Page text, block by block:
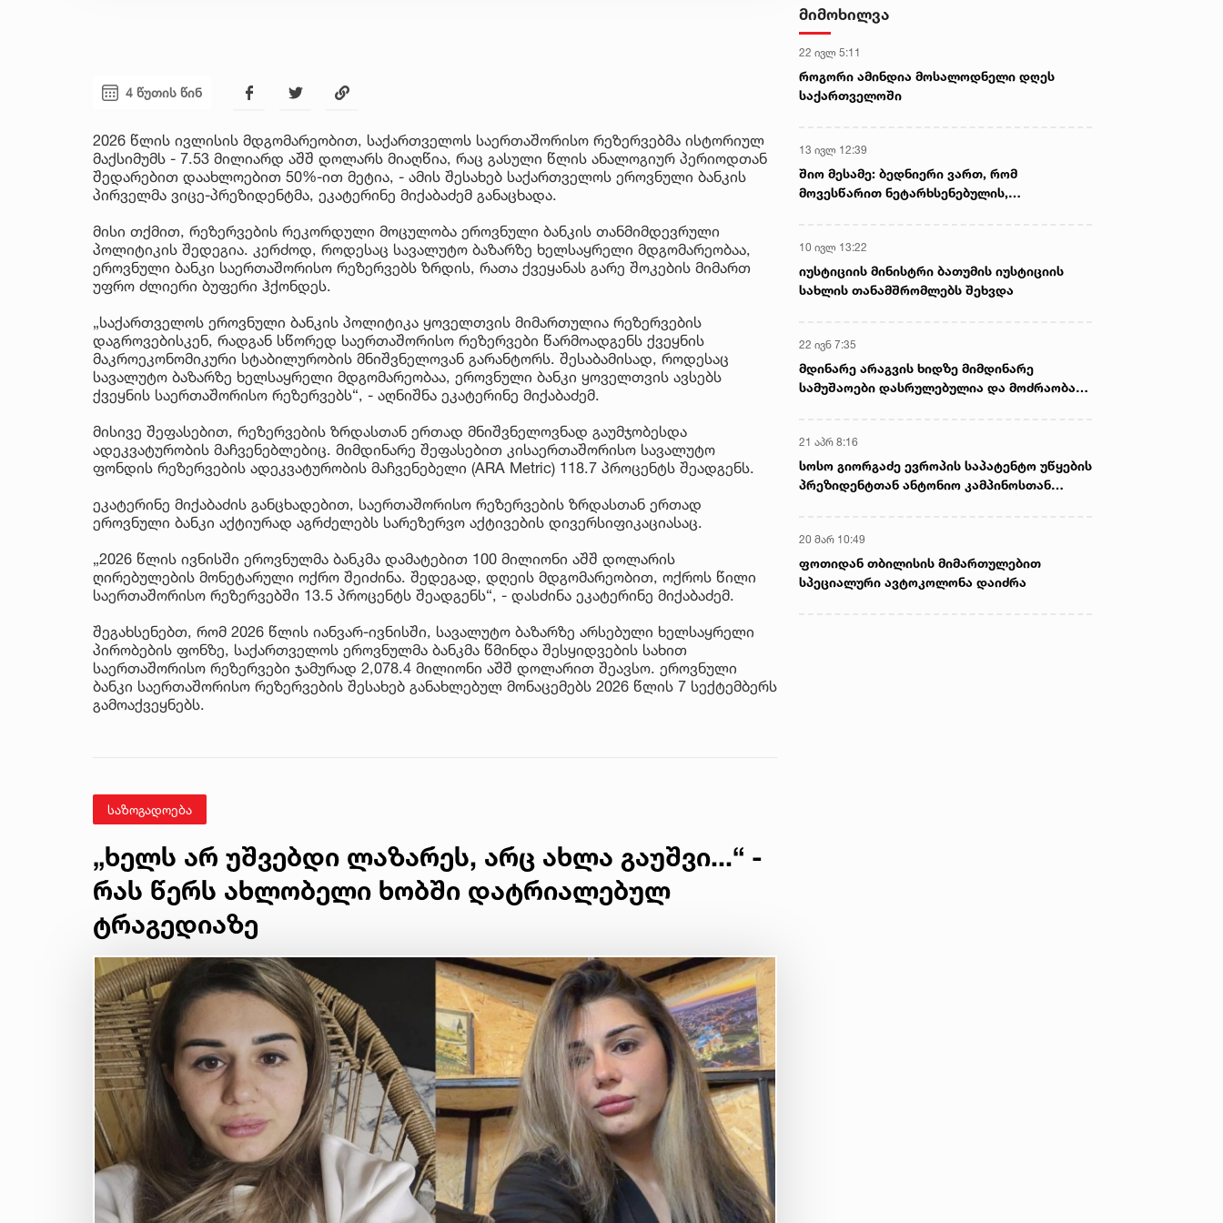
4 წუთის წინ
2026 წლის ივლისის მდგომარეობით, საქართველოს საერთაშორისო რეზერვებმა ისტორიულ
მაქსიმუმს - 7.53 მილიარდ აშშ დოლარს მიაღწია, რაც გასული წლის ანალოგიურ პერიოდთან
შედარებით დაახლოებით 50%-ით მეტია, - ამის შესახებ საქართველოს ეროვნული ბანკის
პირველმა ვიცე-პრეზიდენტმა, ეკატერინე მიქაბაძემ განაცხადა.
მისი თქმით, რეზერვების რეკორდული მოცულობა ეროვნული ბანკის თანმიმდევრული
პოლიტიკის შედეგია. კერძოდ, როდესაც სავალუტო ბაზარზე ხელსაყრელი მდგომარეობაა,
ეროვნული ბანკი საერთაშორისო რეზერვებს ზრდის, რათა ქვეყანას გარე შოკების მიმართ
უფრო ძლიერი ბუფერი ჰქონდეს.
„საქართველოს ეროვნული ბანკის პოლიტიკა ყოველთვის მიმართულია რეზერვების
დაგროვებისკენ, რადგან სწორედ საერთაშორისო რეზერვები წარმოადგენს ქვეყნის
მაკროეკონომიკური სტაბილურობის მნიშვნელოვან გარანტორს. შესაბამისად, როდესაც
სავალუტო ბაზარზე ხელსაყრელი მდგომარეობაა, ეროვნული ბანკი ყოველთვის ავსებს
ქვეყნის საერთაშორისო რეზერვებს“, - აღნიშნა ეკატერინე მიქაბაძემ.
მისივე შეფასებით, რეზერვების ზრდასთან ერთად მნიშვნელოვნად გაუმჯობესდა
ადეკვატურობის მაჩვენებლებიც. მიმდინარე შეფასებით კისაერთაშორისო სავალუტო
ფონდის რეზერვების ადეკვატურობის მაჩვენებელი (ARA Metric) 118.7 პროცენტს შეადგენს.
ეკატერინე მიქაბაძის განცხადებით, საერთაშორისო რეზერვების ზრდასთან ერთად
ეროვნული ბანკი აქტიურად აგრძელებს სარეზერვო აქტივების დივერსიფიკაციასაც.
„2026 წლის ივნისში ეროვნულმა ბანკმა დამატებით 100 მილიონი აშშ დოლარის
ღირებულების მონეტარული ოქრო შეიძინა. შედეგად, დღეის მდგომარეობით, ოქროს წილი
საერთაშორისო რეზერვებში 13.5 პროცენტს შეადგენს“, - დასძინა ეკატერინე მიქაბაძემ.
შეგახსენებთ, რომ 2026 წლის იანვარ-ივნისში, სავალუტო ბაზარზე არსებული ხელსაყრელი
პირობების ფონზე, საქართველოს ეროვნულმა ბანკმა წმინდა შესყიდვების სახით
საერთაშორისო რეზერვები ჯამურად 2,078.4 მილიონი აშშ დოლარით შეავსო. ეროვნული
ბანკი საერთაშორისო რეზერვების შესახებ განახლებულ მონაცემებს 2026 წლის 7 სექტემბერს
გამოაქვეყნებს.
საზოგადოება
„ხელს არ უშვებდი ლაზარეს, არც ახლა გაუშვი...“ -
რას წერს ახლობელი ხობში დატრიალებულ
ტრაგედიაზე
გავრცელების ფაქტებზე, ერთ
მიმოხილვა
22 ივლ 5:11
როგორი ამინდია მოსალოდნელი დღეს
საქართველოში
13 ივლ 12:39
შიო მესამე: ბედნიერი ვართ, რომ
მოვესწარით ნეტარხსენებულის,
10 ივლ 13:22
იუსტიციის მინისტრი ბათუმის იუსტიციის
სახლის თანამშრომლებს შეხვდა
22 ივნ 7:35
მდინარე არაგვის ხიდზე მიმდინარე
სამუშაოები დასრულებულია და მოძრაობა
21 აპრ 8:16
სოსო გიორგაძე ევროპის საპატენტო უწყების
პრეზიდენტთან ანტონიო კამპინოსთან
20 მარ 10:49
ფოთიდან თბილისის მიმართულებით
სპეციალური ავტოკოლონა დაიძრა